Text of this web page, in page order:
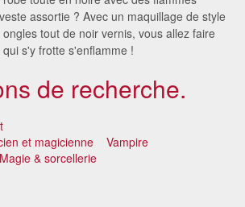
assortie ? Avec un maquillage de style
tout de noir vernis, vous allez faire
s'y frotte s'enflamme !
de recherche.
et magicienne
Vampire
Magie & sorcellerie